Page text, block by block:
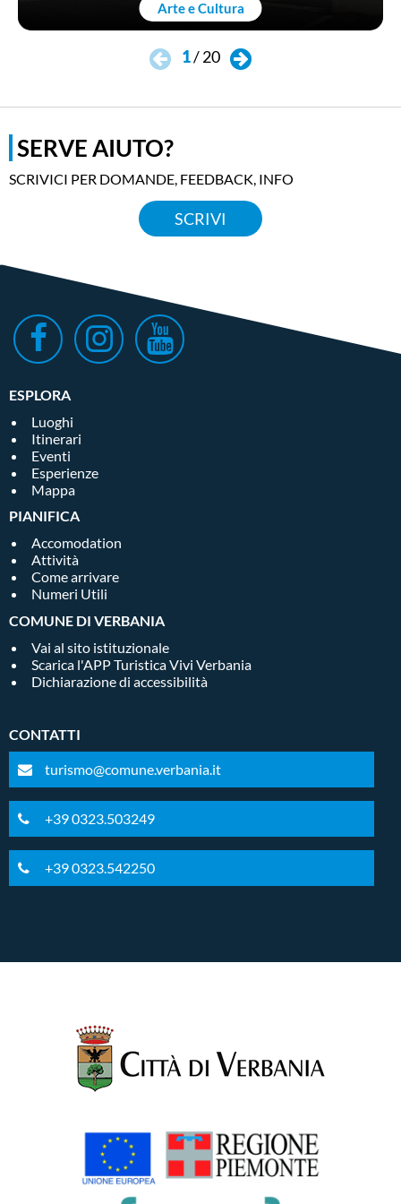
Arte e Cultura
1/20
SERVE AIUTO?
SCRIVICI PER DOMANDE, FEEDBACK, INFO
SCRIVI
ESPLORA
Luoghi
Itinerari
Eventi
Esperienze
Mappa
PIANIFICA
Accomodation
Attività
Come arrivare
Numeri Utili
COMUNE DI VERBANIA
Vai al sito istituzionale
Scarica l'APP Turistica Vivi Verbania
Dichiarazione di accessibilità
CONTATTI
turismo@comune.verbania.it
+39 0323.503249
+39 0323.542250